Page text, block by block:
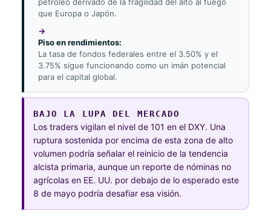
que Europa o Japón.
Piso en rendimientos:
La tasa de fondos federales entre el 3.50% y el
3.75% sigue funcionando como un imán potencial
para el capital global.
BAJO LA LUPA DEL MERCADO
Los traders vigilan el nivel de 101 en el DXY. Una
ruptura sostenida por encima de esta zona de alto
volumen podría señalar el reinicio de la tendencia
alcista primaria, aunque un reporte de nóminas no
agrícolas en EE. UU. por debajo de lo esperado este
8 de mayo podría desafiar esa visión.